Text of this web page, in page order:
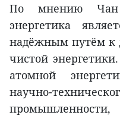
По мнению
энергетика
надёжным путём к
чистой
атомной
научно-